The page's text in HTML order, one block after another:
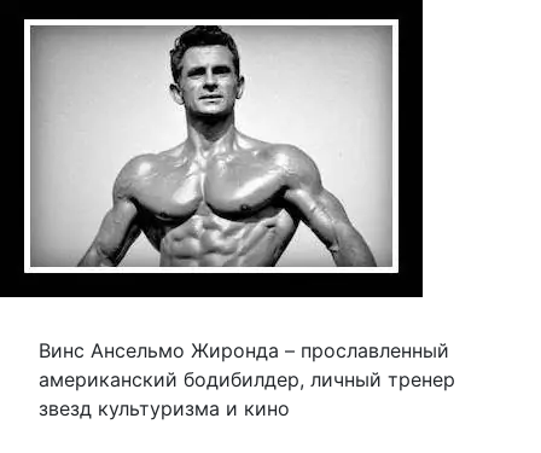
Винс Ансельмо Жиронда – прославленный
американский бодибилдер, личный тренер
звезд культуризма и кино